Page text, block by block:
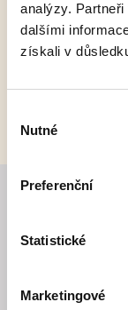
analýzy.
dalšími
získali v
souhlasu
Nutné
Preferenční
Statistické
Marketingové
Pat a Mat
velikost, a tak se
Zobrazit více